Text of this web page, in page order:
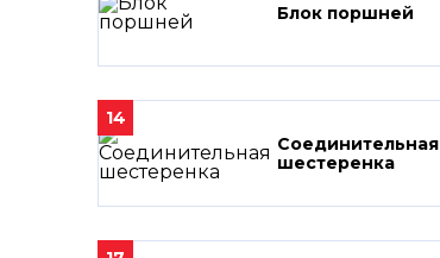
Блок поршней
14
Соединительная
шестеренка